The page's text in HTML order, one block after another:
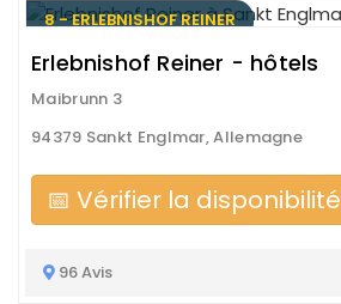
8 - ERLEBNISHOF REINER
Erlebnishof Reiner - hôtels
Maibrunn 3
94379 Sankt Englmar, Allemagne
📅 Vérifier la disponibilité
96 Avis